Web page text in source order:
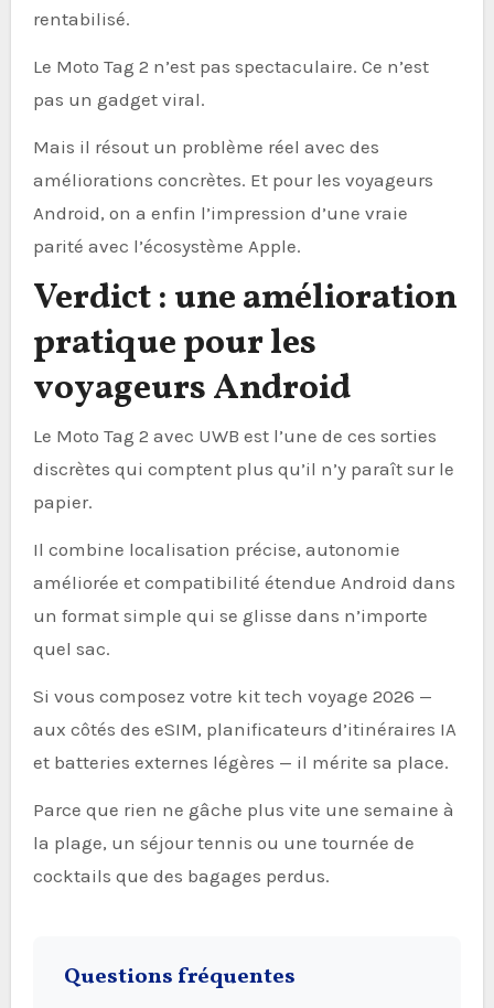
rentabilisé.
Le Moto Tag 2 n’est pas spectaculaire. Ce n’est
pas un gadget viral.
Mais il résout un problème réel avec des
améliorations concrètes. Et pour les voyageurs
Android, on a enfin l’impression d’une vraie
parité avec l’écosystème Apple.
Verdict : une amélioration
pratique pour les
voyageurs Android
Le Moto Tag 2 avec UWB est l’une de ces sorties
discrètes qui comptent plus qu’il n’y paraît sur le
papier.
Il combine localisation précise, autonomie
améliorée et compatibilité étendue Android dans
un format simple qui se glisse dans n’importe
quel sac.
Si vous composez votre kit tech voyage 2026 —
aux côtés des eSIM, planificateurs d’itinéraires IA
et batteries externes légères — il mérite sa place.
Parce que rien ne gâche plus vite une semaine à
la plage, un séjour tennis ou une tournée de
cocktails que des bagages perdus.
Questions fréquentes